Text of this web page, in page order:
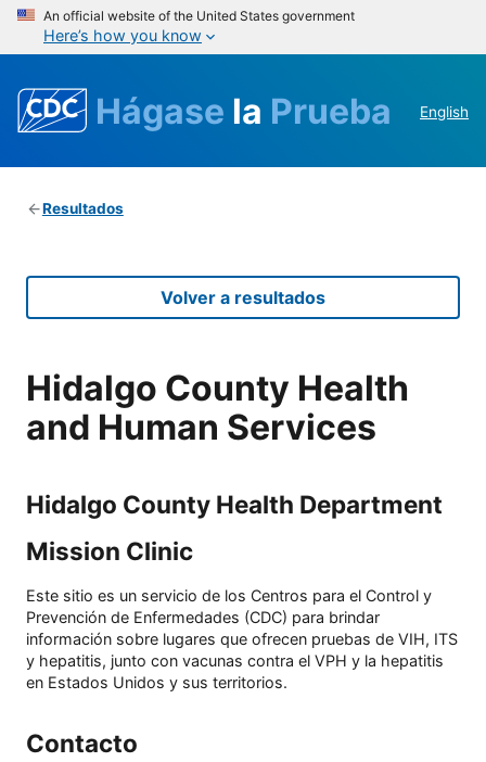
An official website of the United States government
Here’s how you know
Hágase la Prueba English
Resultados
Volver a resultados
Hidalgo County Health
and Human Services
Hidalgo County Health Department
Mission Clinic
Este sitio es un servicio de los Centros para el Control y
Prevención de Enfermedades (CDC) para brindar
información sobre lugares que ofrecen pruebas de VIH, ITS
y hepatitis, junto con vacunas contra el VPH y la hepatitis
en Estados Unidos y sus territorios.
Contacto